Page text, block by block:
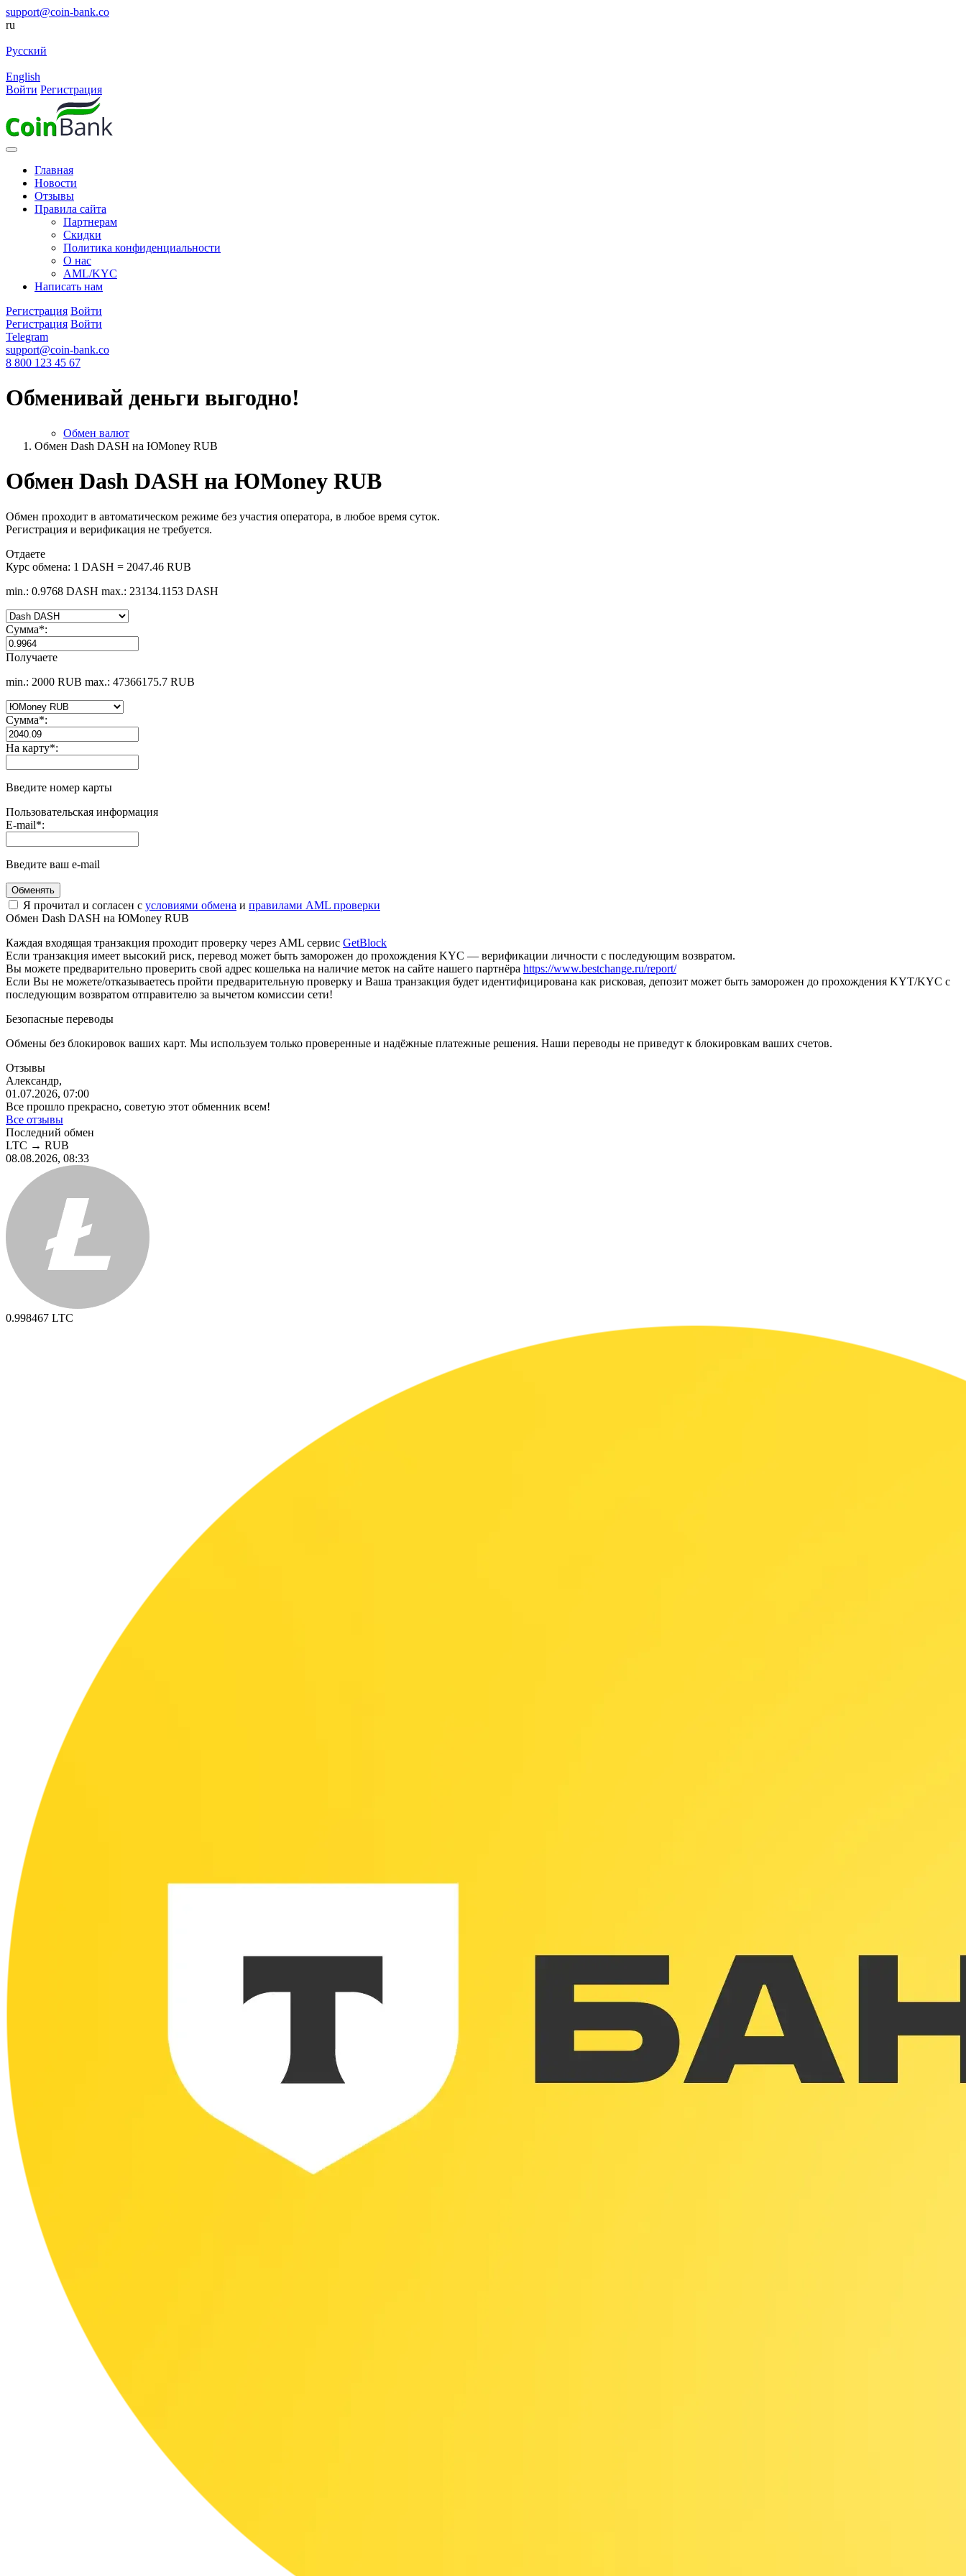
support@coin-bank.co
ru
Русский
English
Войти Регистрация
Главная
Новости
Отзывы
Правила сайта
Партнерам
Скидки
Политика конфиденциальности
О нас
AML/KYC
Написать нам
Регистрация Войти
Регистрация Войти
Telegram
support@coin-bank.co
8 800 123 45 67
Обменивай деньги выгодно!
Обмен валют
Обмен Dash DASH на ЮMoney RUB
Обмен Dash DASH на ЮMoney RUB
Обмен проходит в автоматическом режиме без участия оператора, в любое время суток.
Регистрация и верификация не требуется.
Отдаете
Курс обмена: 1 DASH = 2047.46 RUB
min.: 0.9768 DASH max.: 23134.1153 DASH
Сумма*:
Получаете
min.: 2000 RUB max.: 47366175.7 RUB
Сумма*:
На карту*:
Введите номер карты
Пользовательская информация
E-mail*:
Введите ваш e-mail
Я прочитал и согласен с условиями обмена и правилами AML проверки
Обмен Dash DASH на ЮMoney RUB
Каждая входящая транзакция проходит проверку через AML сервис GetBlock
Если транзакция имеет высокий риск, перевод может быть заморожен до прохождения KYC — верификации личности с последующим возвратом.
Вы можете предварительно проверить свой адрес кошелька на наличие меток на сайте нашего партнёра https://www.bestchange.ru/report/
Eсли Вы не можете/отказываетесь пройти предварительную проверку и Ваша транзакция будет идентифицирована как рисковая, депозит может быть заморожен до прохождения KYT/KYC с
последующим возвратом отправителю за вычетом комиссии сети!
Безопасные переводы
Обмены без блокировок ваших карт. Мы используем только проверенные и надёжные платежные решения. Наши переводы не приведут к блокировкам ваших счетов.
Отзывы
Александр,
01.07.2026, 07:00
Все прошло прекрасно, советую этот обменник всем!
Все отзывы
Последний обмен
LTC → RUB
08.08.2026, 08:33
0.998467 LTC